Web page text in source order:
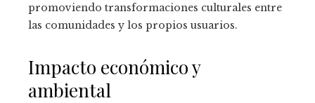
promoviendo transformaciones culturales entre
las comunidades y los propios usuarios.
Impacto económico y
ambiental